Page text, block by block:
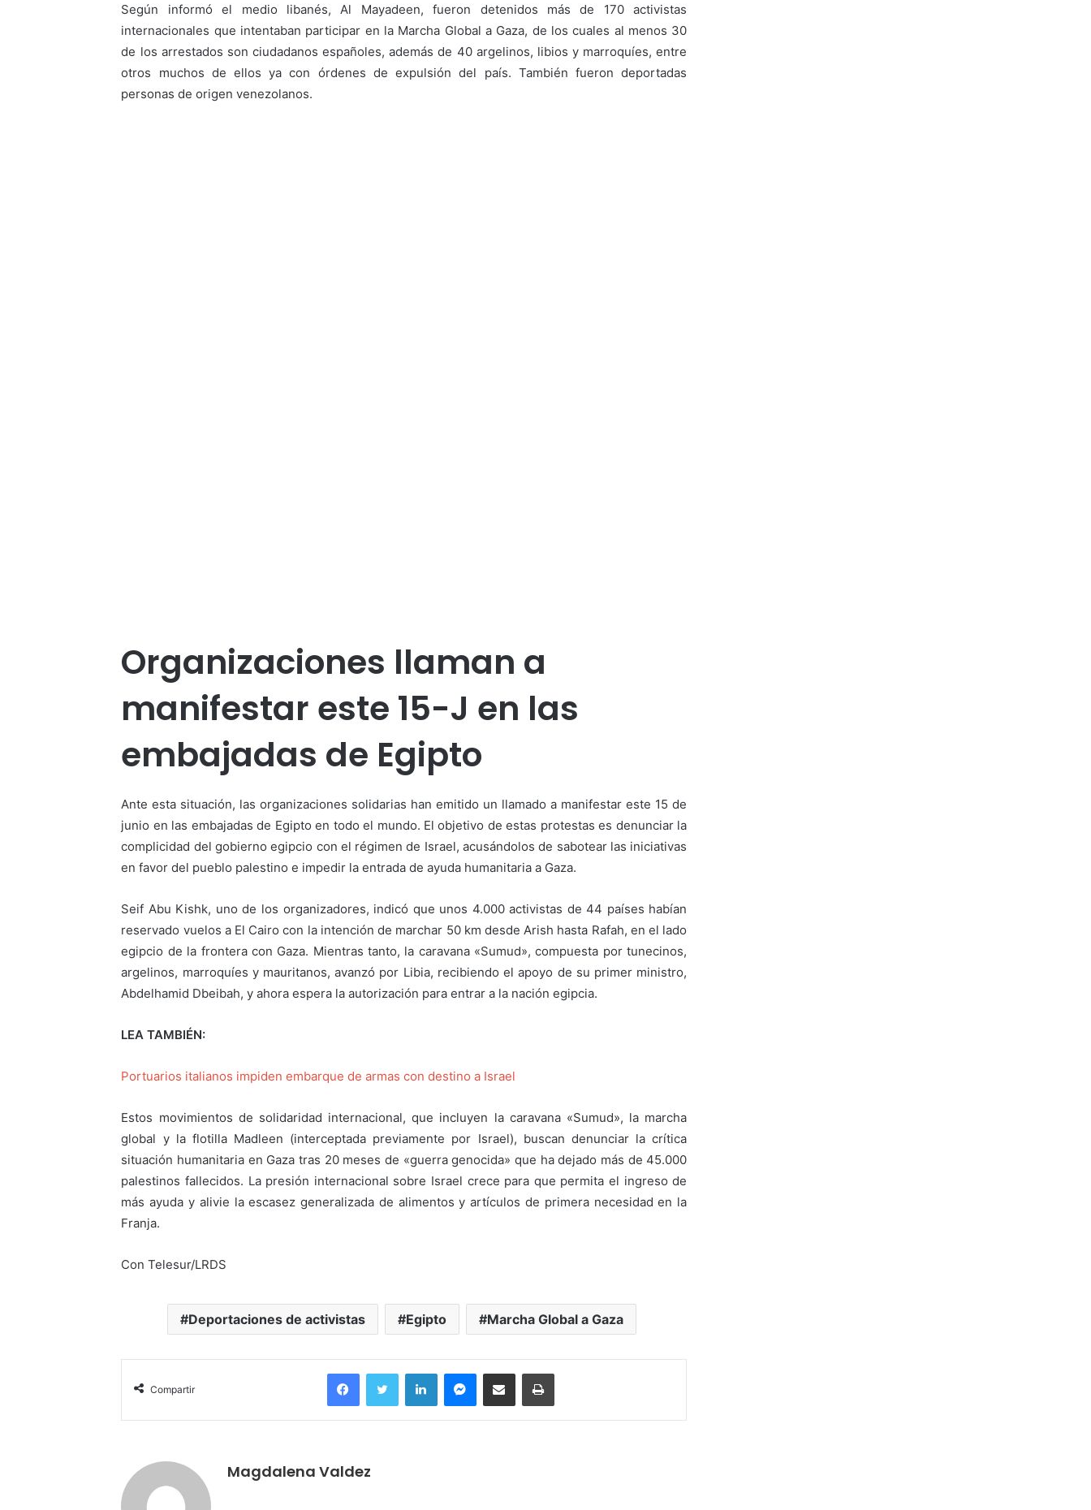
Según informó el medio libanés, Al Mayadeen, fueron detenidos más de 170 activistas
internacionales que intentaban participar en la Marcha Global a Gaza, de los cuales al menos 30
de los arrestados son ciudadanos españoles, además de 40 argelinos, libios y marroquíes, entre
otros muchos de ellos ya con órdenes de expulsión del país. También fueron deportadas
personas de origen venezolanos.
Organizaciones llaman a
manifestar este 15-J en las
embajadas de Egipto
Ante esta situación, las organizaciones solidarias han emitido un llamado a manifestar este 15 de
junio en las embajadas de Egipto en todo el mundo. El objetivo de estas protestas es denunciar la
complicidad del gobierno egipcio con el régimen de Israel, acusándolos de sabotear las iniciativas
en favor del pueblo palestino e impedir la entrada de ayuda humanitaria a Gaza.
Seif Abu Kishk, uno de los organizadores, indicó que unos 4.000 activistas de 44 países habían
reservado vuelos a El Cairo con la intención de marchar 50 km desde Arish hasta Rafah, en el lado
egipcio de la frontera con Gaza. Mientras tanto, la caravana «Sumud», compuesta por tunecinos,
argelinos, marroquíes y mauritanos, avanzó por Libia, recibiendo el apoyo de su primer ministro,
Abdelhamid Dbeibah, y ahora espera la autorización para entrar a la nación egipcia.
LEA TAMBIÉN:
Portuarios italianos impiden embarque de armas con destino a Israel
Estos movimientos de solidaridad internacional, que incluyen la caravana «Sumud», la marcha
global y la flotilla Madleen (interceptada previamente por Israel), buscan denunciar la crítica
situación humanitaria en Gaza tras 20 meses de «guerra genocida» que ha dejado más de 45.000
palestinos fallecidos. La presión internacional sobre Israel crece para que permita el ingreso de
más ayuda y alivie la escasez generalizada de alimentos y artículos de primera necesidad en la
Franja.
Con Telesur/LRDS
Deportaciones de activistas Egipto Marcha Global a Gaza
Compartir
FacebookTwitter LinkedInMessengerCompartir por correo electrónicoImprimir
Magdalena Valdez